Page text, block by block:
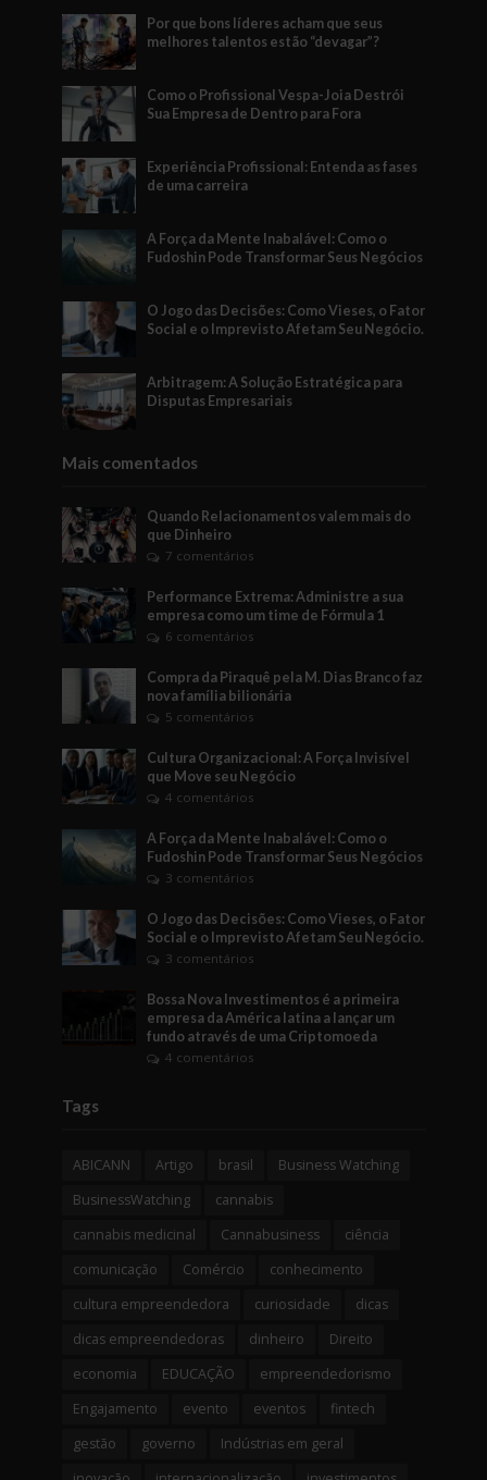
Por que bons líderes acham que seus
melhores talentos estão “devagar”?
Como o Profissional Vespa-Joia Destrói
Sua Empresa de Dentro para Fora
Experiência Profissional: Entenda as fases
de uma carreira
A Força da Mente Inabalável: Como o
Fudoshin Pode Transformar Seus Negócios
O Jogo das Decisões: Como Vieses, o Fator
Social e o Imprevisto Afetam Seu Negócio.
Arbitragem: A Solução Estratégica para
Disputas Empresariais
Mais comentados
Quando Relacionamentos valem mais do
que Dinheiro
7 comentários
Performance Extrema: Administre a sua
empresa como um time de Fórmula 1
6 comentários
Compra da Piraquê pela M. Dias Branco faz
nova família bilionária
5 comentários
Cultura Organizacional: A Força Invisível
que Move seu Negócio
4 comentários
A Força da Mente Inabalável: Como o
Fudoshin Pode Transformar Seus Negócios
3 comentários
O Jogo das Decisões: Como Vieses, o Fator
Social e o Imprevisto Afetam Seu Negócio.
3 comentários
Bossa Nova Investimentos é a primeira
empresa da América latina a lançar um
fundo através de uma Criptomoeda
4 comentários
Tags
ABICANN Artigo brasil
Business Watching
BusinessWatching
cannabis
cannabis medicinal
Cannabusiness
ciência
comunicação
Comércio
conhecimento
cultura empreendedora
curiosidade
dicas
dicas empreendedoras
dinheiro
Direito
economia
EDUCAÇÃO
empreendedorismo
Engajamento
evento eventos
fintech
gestão
governo
Indústrias em geral